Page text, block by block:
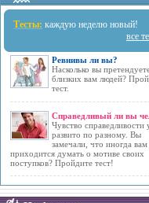
Тесты: каждую неделю новый!
все
Ревнивы ли вы?
Насколько вы
близких вам людей?
тест.
Справедливый ли вы
Чувство справедливости
развито по разному. Вы
замечали, что иногда вам
приходится думать о мотиве своих
поступков? Пройдите тест!